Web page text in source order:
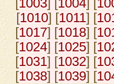
[1003] [1004] [
[1010] [1011] [
[1017] [1018] [
[1024] [1025] [
[1031] [1032] [
[1038] [1039] [